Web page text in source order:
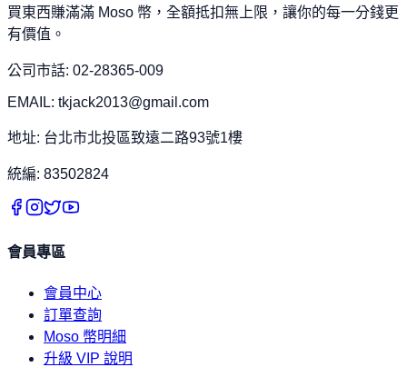
買東西賺滿滿 Moso 幣，全額抵扣無上限，讓你的每一分錢更
有價值。
公司市話: 02-28365-009
EMAIL: tkjack2013@gmail.com
地址: 台北市北投區致遠二路93號1樓
統編: 83502824
會員專區
會員中心
訂單查詢
Moso 幣明細
升級 VIP 說明